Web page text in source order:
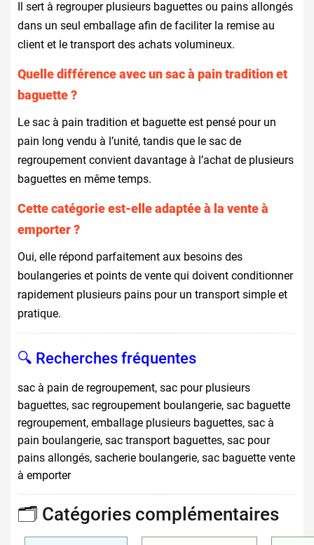
Il sert à regrouper plusieurs baguettes ou pains allongés
dans un seul emballage afin de faciliter la remise au
client et le transport des achats volumineux.
Quelle différence avec un sac à pain tradition et
baguette ?
Le sac à pain tradition et baguette est pensé pour un
pain long vendu à l’unité, tandis que le sac de
regroupement convient davantage à l’achat de plusieurs
baguettes en même temps.
Cette catégorie est-elle adaptée à la vente à
emporter ?
Oui, elle répond parfaitement aux besoins des
boulangeries et points de vente qui doivent conditionner
rapidement plusieurs pains pour un transport simple et
pratique.
🔍 Recherches fréquentes
sac à pain de regroupement, sac pour plusieurs
baguettes, sac regroupement boulangerie, sac baguette
regroupement, emballage plusieurs baguettes, sac à
pain boulangerie, sac transport baguettes, sac pour
pains allongés, sacherie boulangerie, sac baguette vente
à emporter
🗂️ Catégories complémentaires